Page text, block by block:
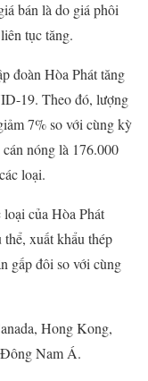
bán là do giá phôi
tục tăng.
đoàn Hòa Phát tăng
19. Theo đó, lượng
7% so với cùng kỳ
nóng là 176.000
loại.
của Hòa Phát
xuất khẩu thép
gấp đôi so với cùng
Hong Kong,
Nam Á.